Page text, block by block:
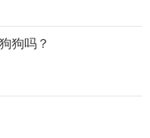
狗吗？